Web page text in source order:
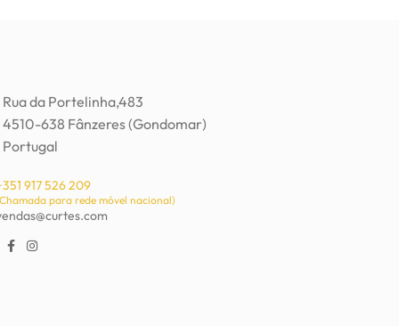
Rua da Portelinha,483
4510-638 Fânzeres (Gondomar)
Portugal
917 526 209
para rede móvel nacional)